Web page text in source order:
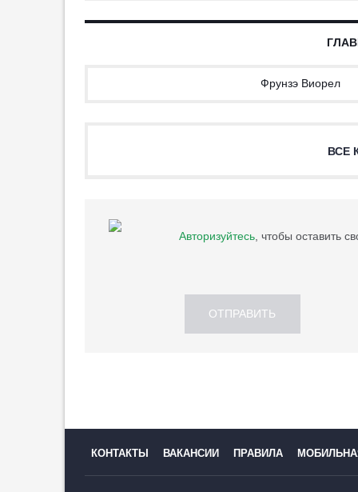
Фрунзэ Виорел
ВСЕ
Авторизуйтесь, чтобы оставить
ОТПРАВИТЬ
КОНТАКТЫ ВАКАНСИИ ПРАВИЛА